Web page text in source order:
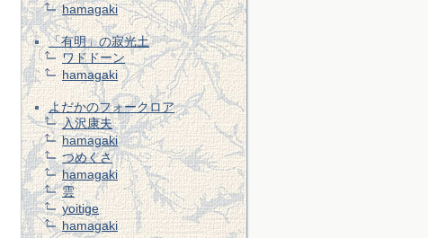
hamagaki
「有明」の寂光土
ワドドーン
hamagaki
よだかのフォークロア
入沢康夫
hamagaki
つめくさ
hamagaki
雲
yoitige
hamagaki